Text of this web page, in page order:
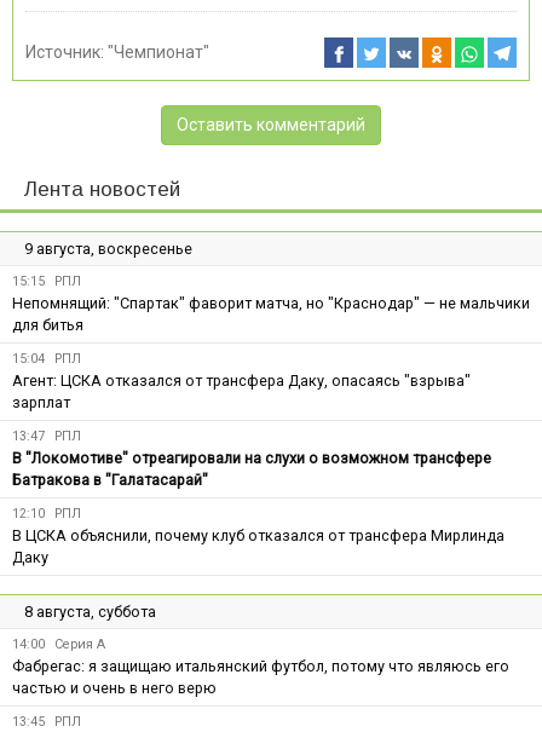
Источник: "Чемпионат"
Оставить комментарий
Лента новостей
9 августа, воскресенье
15:15 РПЛ
Непомнящий: "Спартак" фаворит матча, но "Краснодар" — не мальчики
для битья
15:04 РПЛ
Агент: ЦСКА отказался от трансфера Даку, опасаясь "взрыва"
зарплат
13:47 РПЛ
В "Локомотиве" отреагировали на слухи о возможном трансфере
Батракова в "Галатасарай"
12:10 РПЛ
В ЦСКА объяснили, почему клуб отказался от трансфера Мирлинда
Даку
8 августа, суббота
14:00 Серия А
Фабрегас: я защищаю итальянский футбол, потому что являюсь его
частью и очень в него верю
13:45 РПЛ